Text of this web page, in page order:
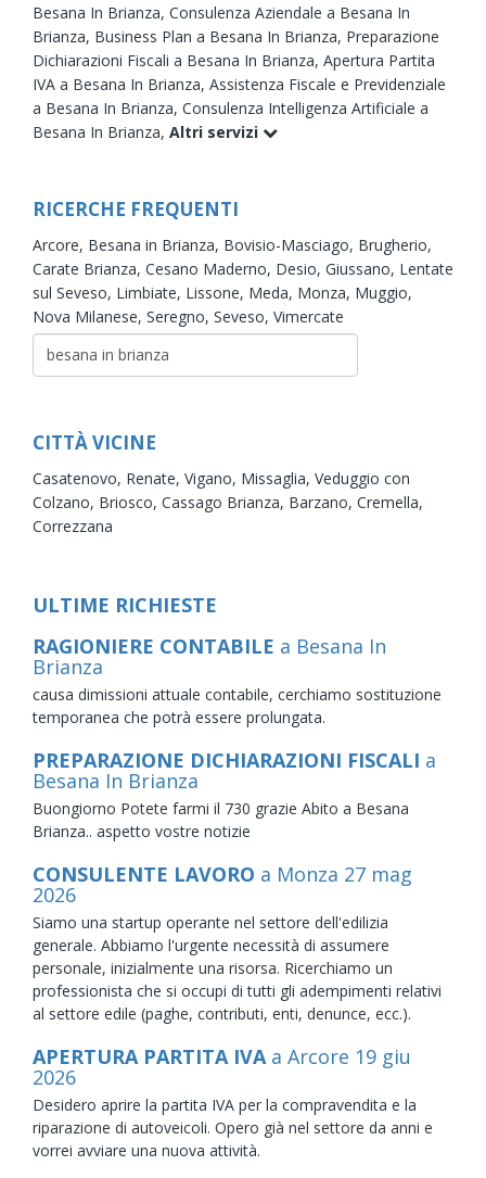
Besana In Brianza, Consulenza Aziendale a Besana In
Brianza, Business Plan a Besana In Brianza, Preparazione
Dichiarazioni Fiscali a Besana In Brianza, Apertura Partita
IVA a Besana In Brianza, Assistenza Fiscale e Previdenziale
a Besana In Brianza, Consulenza Intelligenza Artificiale a
Besana In Brianza, Altri servizi
RICERCHE FREQUENTI
Arcore, Besana in Brianza, Bovisio-Masciago, Brugherio,
Carate Brianza, Cesano Maderno, Desio, Giussano, Lentate
sul Seveso, Limbiate, Lissone, Meda, Monza, Muggio,
Nova Milanese, Seregno, Seveso, Vimercate
CITTÀ VICINE
Casatenovo, Renate, Vigano, Missaglia, Veduggio con
Colzano, Briosco, Cassago Brianza, Barzano, Cremella,
Correzzana
ULTIME RICHIESTE
RAGIONIERE CONTABILE a Besana In
Brianza
causa dimissioni attuale contabile, cerchiamo sostituzione
temporanea che potrà essere prolungata.
PREPARAZIONE DICHIARAZIONI FISCALI a
Besana In Brianza
Buongiorno Potete farmi il 730 grazie Abito a Besana
Brianza.. aspetto vostre notizie
CONSULENTE LAVORO a Monza 27 mag
2026
Siamo una startup operante nel settore dell'edilizia
generale. Abbiamo l'urgente necessità di assumere
personale, inizialmente una risorsa. Ricerchiamo un
professionista che si occupi di tutti gli adempimenti relativi
al settore edile (paghe, contributi, enti, denunce, ecc.).
APERTURA PARTITA IVA a Arcore 19 giu
2026
Desidero aprire la partita IVA per la compravendita e la
riparazione di autoveicoli. Opero già nel settore da anni e
vorrei avviare una nuova attività.